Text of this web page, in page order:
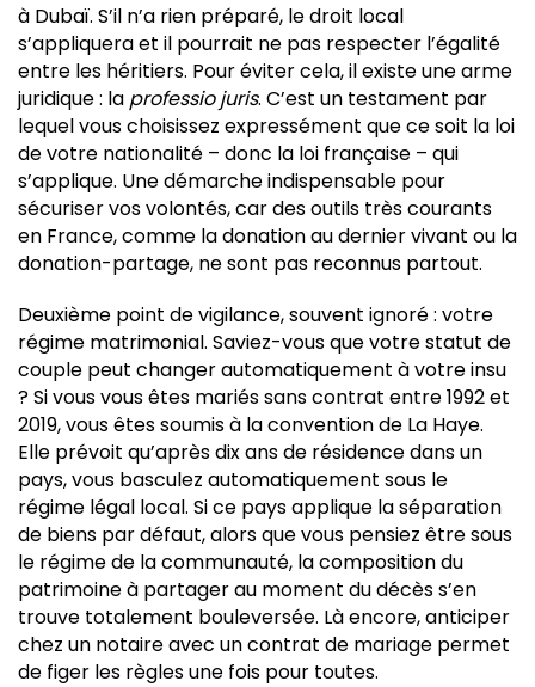
à Dubaï. S’il n’a rien préparé, le droit local
s’appliquera et il pourrait ne pas respecter l’égalité
entre les héritiers. Pour éviter cela, il existe une arme
juridique : la professio juris. C’est un testament par
lequel vous choisissez expressément que ce soit la loi
de votre nationalité – donc la loi française – qui
s’applique. Une démarche indispensable pour
sécuriser vos volontés, car des outils très courants
en France, comme la donation au dernier vivant ou la
donation-partage, ne sont pas reconnus partout.
Deuxième point de vigilance, souvent ignoré : votre
régime matrimonial. Saviez-vous que votre statut de
couple peut changer automatiquement à votre insu
? Si vous vous êtes mariés sans contrat entre 1992 et
2019, vous êtes soumis à la convention de La Haye.
Elle prévoit qu’après dix ans de résidence dans un
pays, vous basculez automatiquement sous le
régime légal local. Si ce pays applique la séparation
de biens par défaut, alors que vous pensiez être sous
le régime de la communauté, la composition du
patrimoine à partager au moment du décès s’en
trouve totalement bouleversée. Là encore, anticiper
chez un notaire avec un contrat de mariage permet
de figer les règles une fois pour toutes.